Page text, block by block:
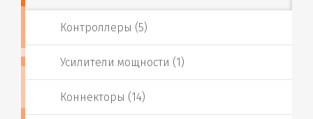
Контроллеры (5)
Усилители мощности (1)
Коннекторы (14)